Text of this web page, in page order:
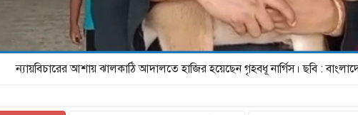
ন্যায়বিচারের আশায় ঝালকাঠি আদালতে হাজির হয়েছেন গৃহবধূ নার্গিস। ছবি :